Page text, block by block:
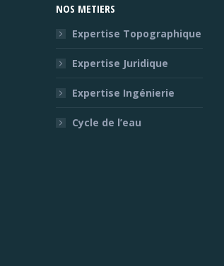
NOS METIERS
Expertise Topographique
Expertise Juridique
Expertise Ingénierie
Cycle de l’eau